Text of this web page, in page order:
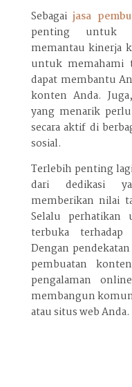
Sebagaijasa
penting untuk
memantau kinerja
untuk memahami
dapat membantu
konten Anda.
yang menarik
secara aktif di
sosial.
Terlebih penting
dari dedikasi
memberikan nilai
Selalu perhatikan
terbuka terhadap
Dengan
pembuatan
pengalaman
membangun
atau situs web Anda.